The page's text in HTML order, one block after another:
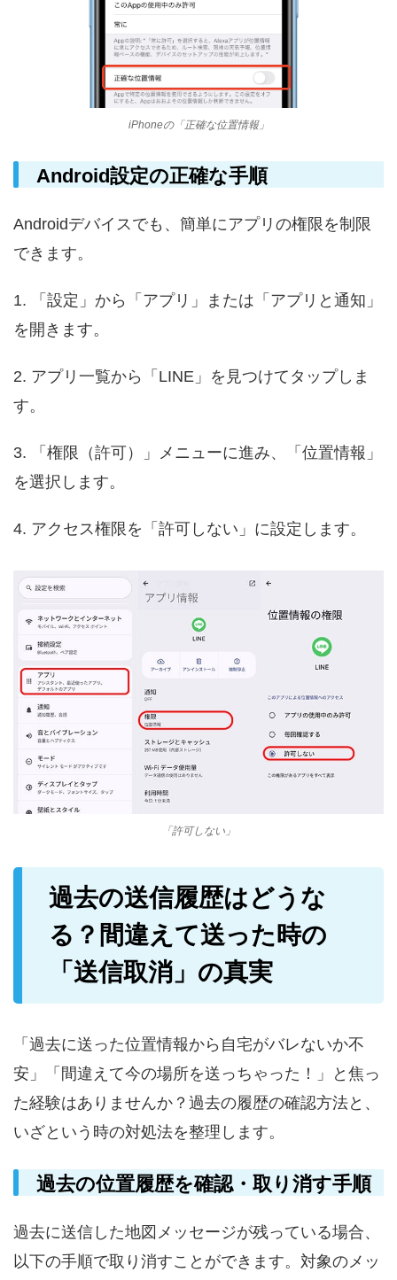
iPhoneの「正確な位置情報」
Android設定の正確な手順
Androidデバイスでも、簡単にアプリの権限を制限
できます。
1. 「設定」から「アプリ」または「アプリと通知」
を開きます。
2. アプリ一覧から「LINE」を見つけてタップしま
す。
3. 「権限（許可）」メニューに進み、「位置情報」
を選択します。
4. アクセス権限を「許可しない」に設定します。
「許可しない」
過去の送信履歴はどうな
る？間違えて送った時の
「送信取消」の真実
「過去に送った位置情報から自宅がバレないか不
安」「間違えて今の場所を送っちゃった！」と焦っ
た経験はありませんか？過去の履歴の確認方法と、
いざという時の対処法を整理します。
過去の位置履歴を確認・取り消す手順
過去に送信した地図メッセージが残っている場合、
以下の手順で取り消すことができます。対象のメッ